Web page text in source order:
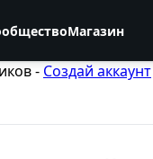
Магазин
- Создай аккаунт